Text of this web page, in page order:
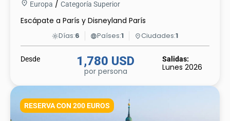
Europa / Categoría Superior
Escápate a París y Disneyland París
light_modeDías:6 languagePaíses:1 placeCiudades:1
Desde 1,780 USD
por persona
Salidas:
Lunes 2026
RESERVA CON 200 EUROS